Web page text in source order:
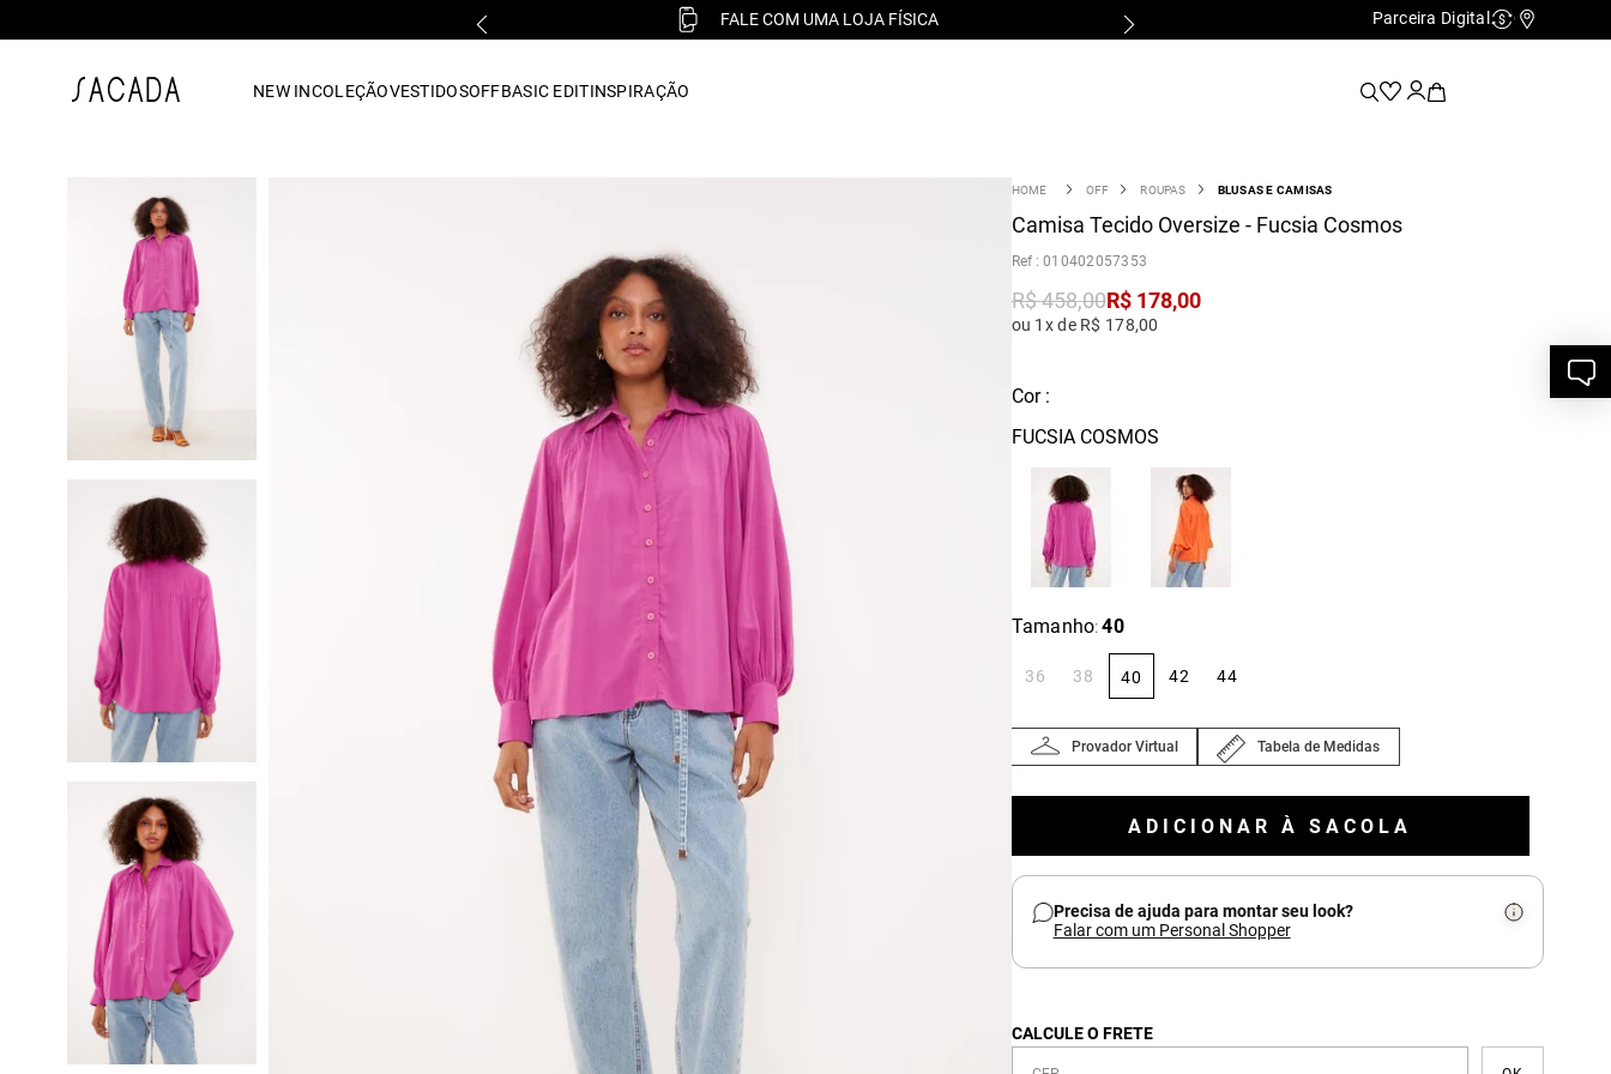
FALE COM UMA LOJA FÍSICA Parceira Digital Cashback
NEW INCOLEÇÃOVESTIDOSOFFBASIC EDITINSPIRAÇÃO
OFF ROUPAS BLUSAS E CAMISAS
Camisa Tecido Oversize - Fucsia Cosmos
:010402057353
R$458,00R$ 178,00
ou 1x de R$ 178,00
Cor :
FUCSIA COSMOS
Tamanho: 40
36 38 40 42 44
Provador Virtual Tabela de Medidas
ADICIONAR À SACOLA
Precisa de ajuda para montar seu look?
Falar com um Personal Shopper
CALCULE O FRETE
vestido midi
vestido longo